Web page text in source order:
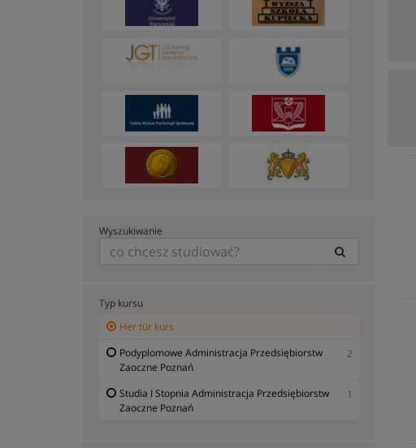
Wyszukiwanie
Typ kursu
Her tür kurs
Podyplomowe Administracja Przedsiębiorstw
Zaoczne Poznań
2
Studia I Stopnia Administracja Przedsiębiorstw
Zaoczne Poznań
1